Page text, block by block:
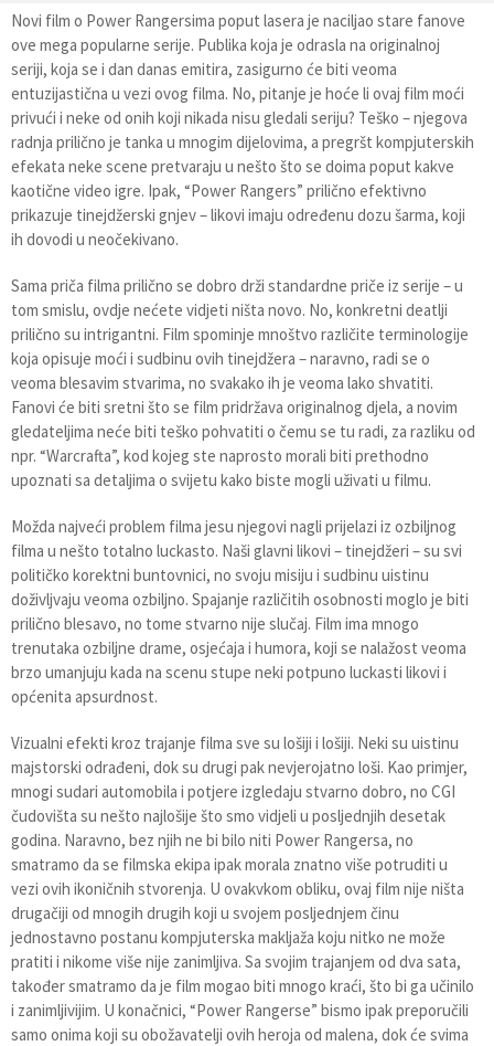
Novi film o Power Rangersima poput lasera je naciljao stare fanove
ove mega popularne serije. Publika koja je odrasla na originalnoj
seriji, koja se i dan danas emitira, zasigurno će biti veoma
entuzijastična u vezi ovog filma. No, pitanje je hoće li ovaj film moći
privući i neke od onih koji nikada nisu gledali seriju? Teško – njegova
radnja prilično je tanka u mnogim dijelovima, a pregršt kompjuterskih
efekata neke scene pretvaraju u nešto što se doima poput kakve
kaotične video igre. Ipak, “Power Rangers” prilično efektivno
prikazuje tinejdžerski gnjev – likovi imaju određenu dozu šarma, koji
ih dovodi u neočekivano.
Sama priča filma prilično se dobro drži standardne priče iz serije – u
tom smislu, ovdje nećete vidjeti ništa novo. No, konkretni deatlji
prilično su intrigantni. Film spominje mnoštvo različite terminologije
koja opisuje moći i sudbinu ovih tinejdžera – naravno, radi se o
veoma blesavim stvarima, no svakako ih je veoma lako shvatiti.
Fanovi će biti sretni što se film pridržava originalnog djela, a novim
gledateljima neće biti teško pohvatiti o čemu se tu radi, za razliku od
npr. “Warcrafta”, kod kojeg ste naprosto morali biti prethodno
upoznati sa detaljima o svijetu kako biste mogli uživati u filmu.
Možda najveći problem filma jesu njegovi nagli prijelazi iz ozbiljnog
filma u nešto totalno luckasto. Naši glavni likovi – tinejdžeri – su svi
političko korektni buntovnici, no svoju misiju i sudbinu uistinu
doživljvaju veoma ozbiljno. Spajanje različitih osobnosti moglo je biti
prilično blesavo, no tome stvarno nije slučaj. Film ima mnogo
trenutaka ozbiljne drame, osjećaja i humora, koji se nalažost veoma
brzo umanjuju kada na scenu stupe neki potpuno luckasti likovi i
općenita apsurdnost.
Vizualni efekti kroz trajanje filma sve su lošiji i lošiji. Neki su uistinu
majstorski odrađeni, dok su drugi pak nevjerojatno loši. Kao primjer,
mnogi sudari automobila i potjere izgledaju stvarno dobro, no CGI
čudovišta su nešto najlošije što smo vidjeli u posljednjih desetak
godina. Naravno, bez njih ne bi bilo niti Power Rangersa, no
smatramo da se filmska ekipa ipak morala znatno više potruditi u
vezi ovih ikoničnih stvorenja. U ovakvkom obliku, ovaj film nije ništa
drugačiji od mnogih drugih koji u svojem posljednjem činu
jednostavno postanu kompjuterska makljaža koju nitko ne može
pratiti i nikome više nije zanimljiva. Sa svojim trajanjem od dva sata,
također smatramo da je film mogao biti mnogo kraći, što bi ga učinilo
i zanimljivijim. U konačnici, “Power Rangerse” bismo ipak preporučili
samo onima koji su obožavatelji ovih heroja od malena, dok će svima